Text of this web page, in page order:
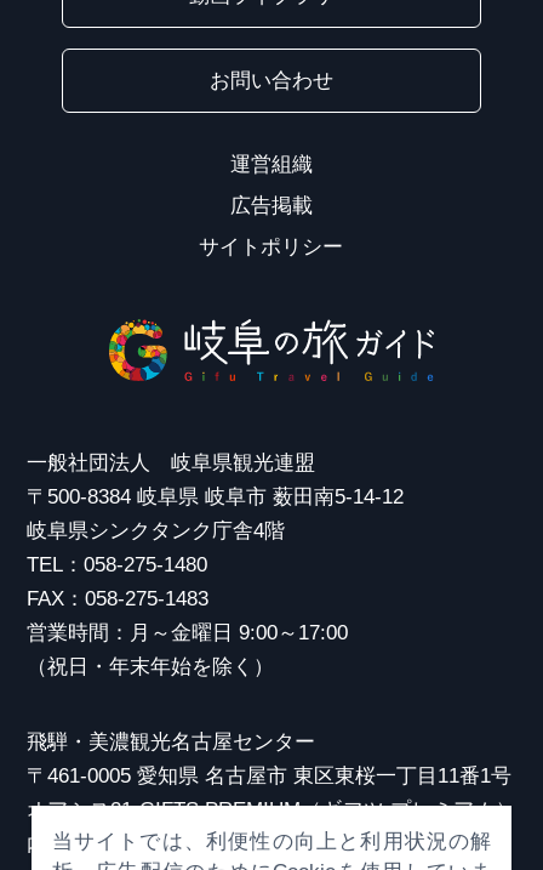
お問い合わせ
運営組織
広告掲載
サイトポリシー
一般社団法人 岐阜県観光連盟
〒500-8384 岐阜県 岐阜市 薮田南5-14-12
岐阜県シンクタンク庁舎4階
TEL：058-275-1480
FAX：058-275-1483
営業時間：月～金曜日 9:00～17:00
（祝日・年末年始を除く）
飛騨・美濃観光名古屋センター
〒461-0005 愛知県 名古屋市 東区東桜一丁目11番1号
オアシス21 GIFTS PREMIUM（ギフツ プレミアム）
内
当サイトでは、利便性の向上と利用状況の解